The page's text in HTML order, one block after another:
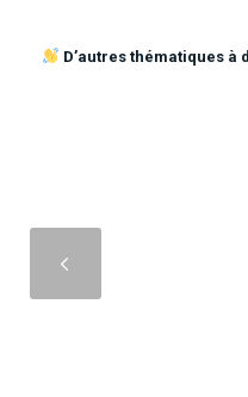
D’autres thématiques à